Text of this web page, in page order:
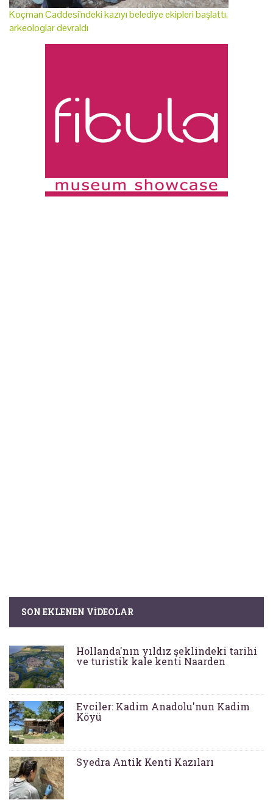
Koçman Caddesi'ndeki kazıyı belediye ekipleri başlattı,
arkeologlar devraldı
SON EKLENEN VIDEOLAR
Hollanda'nın yıldız şeklindeki tarihi
ve turistik kale kenti Naarden
Evciler: Kadim Anadolu'nun Kadim
Köyü
Syedra Antik Kenti Kazıları